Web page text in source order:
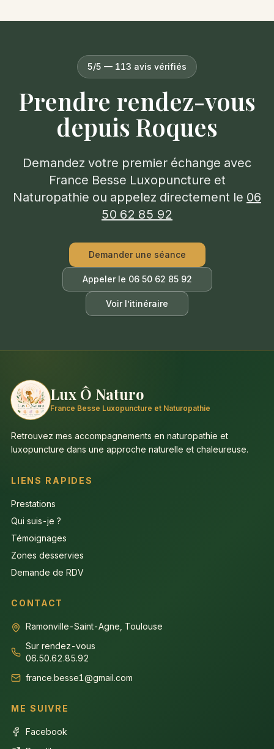
5/5 — 113 avis vérifiés
Prendre rendez-vous
depuis Roques
Demandez votre premier échange avec
France Besse Luxopuncture et
Naturopathie ou appelez directement le 06
50 62 85 92
Demander une séance
Appeler le 06 50 62 85 92
Voir l’itinéraire
Lux Ô Naturo
France Besse Luxopuncture et Naturopathie
Retrouvez mes accompagnements en naturopathie et
luxopuncture dans une approche naturelle et chaleureuse.
LIENS RAPIDES
Prestations
Qui suis-je ?
Témoignages
Zones desservies
Demande de RDV
CONTACT
Ramonville-Saint-Agne, Toulouse
Sur rendez-vous
06.50.62.85.92
france.besse1@gmail.com
ME SUIVRE
Facebook